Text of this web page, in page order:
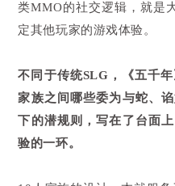
类MMO的社交逻辑，就是
定其他玩家的游戏体验。
不同于传统SLG，《五千
家族之间哪些委为与蛇、
下的潜规则，写在了台面
验的一环。